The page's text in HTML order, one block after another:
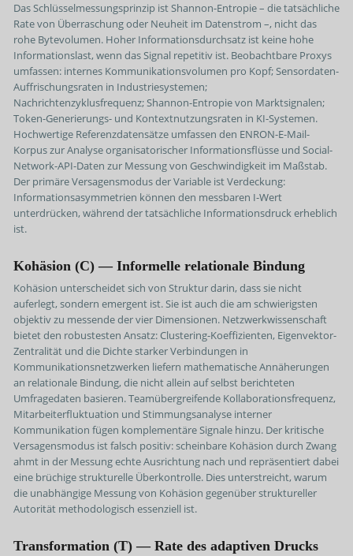
Das Schlüsselmessungsprinzip ist Shannon-Entropie – die tatsächliche
Rate von Überraschung oder Neuheit im Datenstrom –, nicht das
rohe Bytevolumen. Hoher Informationsdurchsatz ist keine hohe
Informationslast, wenn das Signal repetitiv ist. Beobachtbare Proxys
umfassen: internes Kommunikationsvolumen pro Kopf; Sensordaten-
Auffrischungsraten in Industriesystemen;
Nachrichtenzyklusfrequenz; Shannon-Entropie von Marktsignalen;
Token-Generierungs- und Kontextnutzungsraten in KI-Systemen.
Hochwertige Referenzdatensätze umfassen den ENRON-E-Mail-
Korpus zur Analyse organisatorischer Informationsflüsse und Social-
Network-API-Daten zur Messung von Geschwindigkeit im Maßstab.
Der primäre Versagensmodus der Variable ist Verdeckung:
Informationsasymmetrien können den messbaren I-Wert
unterdrücken, während der tatsächliche Informationsdruck erheblich
ist.
Kohäsion (C) — Informelle relationale Bindung
Kohäsion unterscheidet sich von Struktur darin, dass sie nicht
auferlegt, sondern emergent ist. Sie ist auch die am schwierigsten
objektiv zu messende der vier Dimensionen. Netzwerkwissenschaft
bietet den robustesten Ansatz: Clustering-Koeffizienten, Eigenvektor-
Zentralität und die Dichte starker Verbindungen in
Kommunikationsnetzwerken liefern mathematische Annäherungen
an relationale Bindung, die nicht allein auf selbst berichteten
Umfragedaten basieren. Teamübergreifende Kollaborationsfrequenz,
Mitarbeiterfluktuation und Stimmungsanalyse interner
Kommunikation fügen komplementäre Signale hinzu. Der kritische
Versagensmodus ist falsch positiv: scheinbare Kohäsion durch Zwang
ahmt in der Messung echte Ausrichtung nach und repräsentiert dabei
eine brüchige strukturelle Überkontrolle. Dies unterstreicht, warum
die unabhängige Messung von Kohäsion gegenüber struktureller
Autorität methodologisch essenziell ist.
Transformation (T) — Rate des adaptiven Drucks